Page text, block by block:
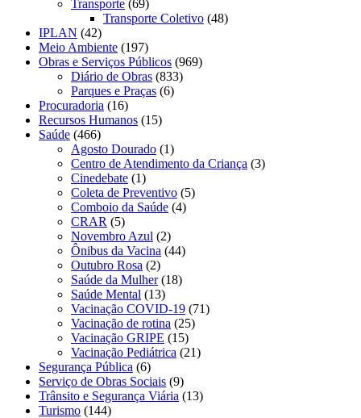
Transporte (69)
Transporte Coletivo (48)
IPLAN (42)
Meio Ambiente (197)
Obras e Serviços Públicos (969)
Diário de Obras (833)
Parques e Praças (6)
Procuradoria (16)
Recursos Humanos (15)
Saúde (466)
Agosto Dourado (1)
Centro de Atendimento da Criança (3)
Cinedebate (1)
Coleta de Preventivo (5)
Comboio da Saúde (4)
CRAR (5)
Novembro Azul (2)
Ônibus da Vacina (44)
Outubro Rosa (2)
Saúde da Mulher(18)
Saúde Mental (13)
Vacinação COVID-19 (71)
Vacinação de rotina (25)
Vacinação GRIPE (15)
Vacinação Pediátrica (21)
Segurança Pública (6)
Serviço de Obras Sociais (9)
Trânsito e Segurança Viária (13)
Turismo (144)